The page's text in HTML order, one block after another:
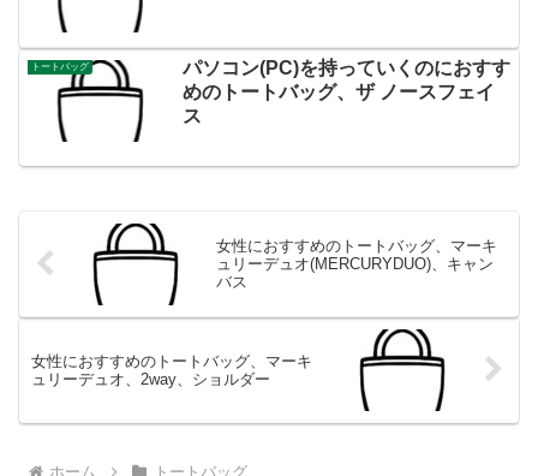
トートバッグ
パソコン(PC)を持っていくのにおすす
めのトートバッグ、ザ ノースフェイ
ス
女性におすすめのトートバッグ、マーキ
ュリーデュオ(MERCURYDUO)、キャン
バス
女性におすすめのトートバッグ、マーキ
ュリーデュオ、2way、ショルダー
ホーム トートバッグ